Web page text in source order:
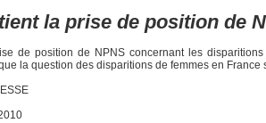
la prise de position de
de position de NPNS concernant les
la question des disparitions de femmes en